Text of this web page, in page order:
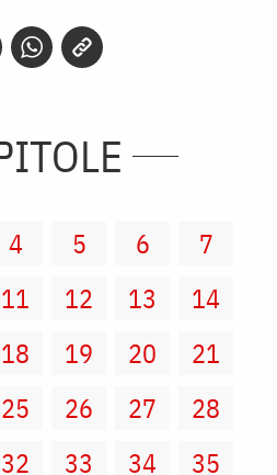
4 5 6
7
11 12 13
14
18 19 20
21
25 26 27
28
32 33 34
35